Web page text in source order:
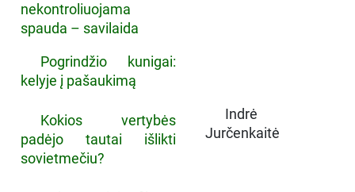
nekontroliuojama
spauda – savilaida
Pogrindžio kunigai:
kelyje į pašaukimą
Kokios vertybės
padėjo tautai išlikti
sovietmečiu?
Indrė
Jurčenkaitė